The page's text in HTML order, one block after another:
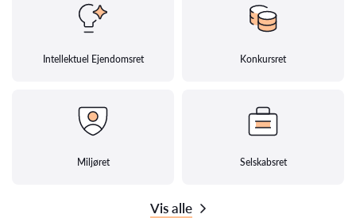
Intellektuel Ejendomsret Konkursret
Miljøret Selskabsret
Vis alle